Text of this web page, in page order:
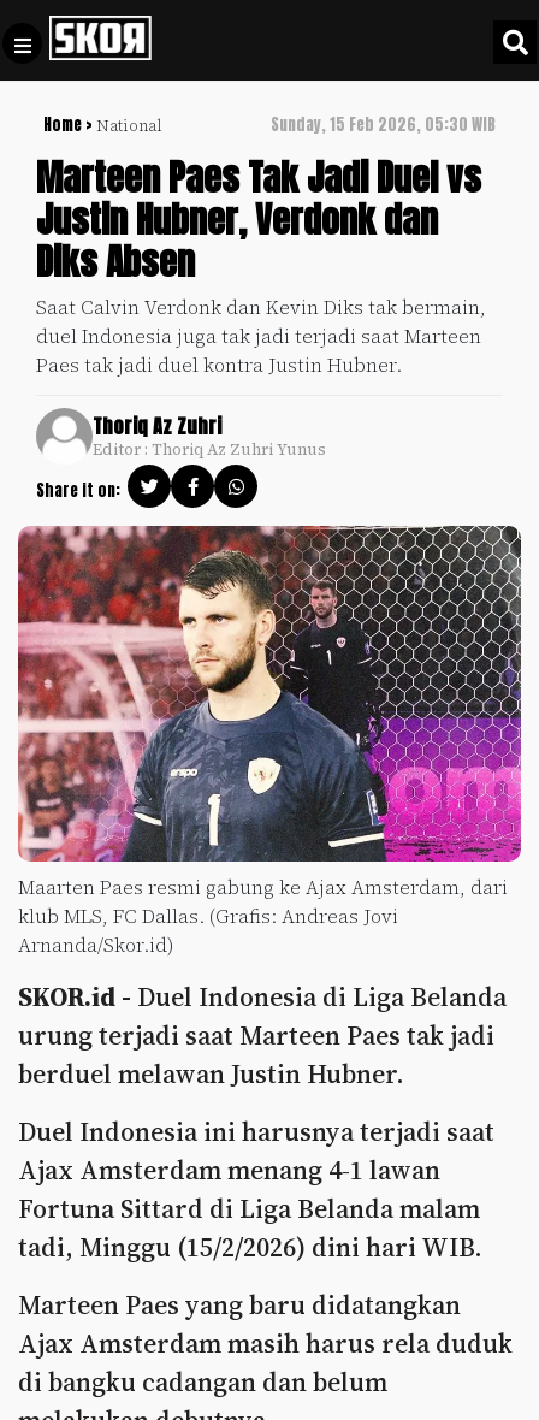
Home > National Sunday, 15 Feb 2026, 05:30 WIB
Marteen Paes Tak Jadi Duel vs
Justin Hubner, Verdonk dan
Diks Absen
Saat Calvin Verdonk dan Kevin Diks tak bermain,
duel Indonesia juga tak jadi terjadi saat Marteen
Paes tak jadi duel kontra Justin Hubner.
Thoriq Az Zuhri
Editor : Thoriq Az Zuhri Yunus
Share it on:
Maarten Paes resmi gabung ke Ajax Amsterdam, dari
klub MLS, FC Dallas. (Grafis: Andreas Jovi
Arnanda/Skor.id)
SKOR.id - Duel Indonesia di Liga Belanda
urung terjadi saat Marteen Paes tak jadi
berduel melawan Justin Hubner.
Duel Indonesia ini harusnya terjadi saat
Ajax Amsterdam menang 4-1 lawan
Fortuna Sittard di Liga Belanda malam
tadi, Minggu (15/2/2026) dini hari WIB.
Marteen Paes yang baru didatangkan
Ajax Amsterdam masih harus rela duduk
di bangku cadangan dan belum
Football +
Culture +
+
Timnas
Indonesia
SKOR
SPECIAL
Video
Policy
Pedoman
Pemberitaan
Media
Siber
Kami